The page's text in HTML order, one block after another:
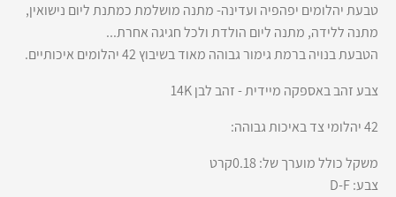
טבעת יהלומים יפהפיה ועדינה- מתנה מושלמת כמתנת ליום נישואין,
מתנה ללידה, מתנה ליום הולדת ולכל חגיגה אחרת...
הטבעת בנויה ברמת גימור גבוהה מאוד בשיבוץ 42 יהלומים איכותיים.
צבע זהב באספקה מיידית - זהב לבן 14K
42 יהלומי צד באיכות גבוהה:
משקל כולל מוערך של: 0.18קרט
צבע: D-F